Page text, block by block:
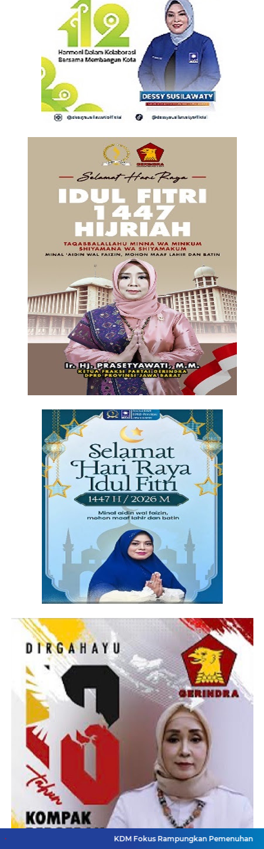
KDM Fokus Rampungkan Pemenuhan Layanan Dasar